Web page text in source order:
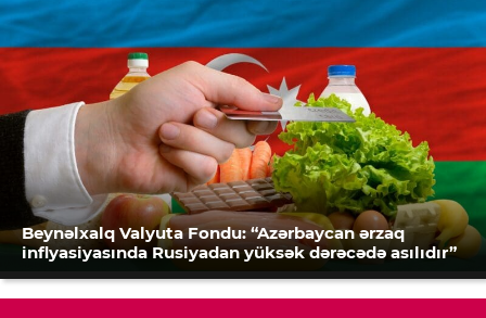
Beynəlxalq Valyuta Fondu: “Azərbaycan ərzaq
inflyasiyasında Rusiyadan yüksək dərəcədə asılıdır”